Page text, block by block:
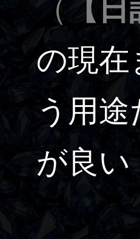
（ 【
の現在
う用
が良い